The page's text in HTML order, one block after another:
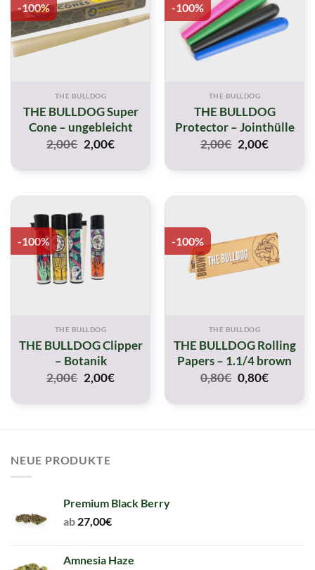
-100%
THE BULLDOG
THE BULLDOG Super
Cone – ungebleicht
2,00€ Original
price
2,00€Current
-100%
THE BULLDOG
THE BULLDOG
Protector – Jointhülle
2,00€ Original
price
2,00€Current
-100%
THE BULLDOG
THE BULLDOG Clipper
– Botanik
2,00€ Original
price
2,00€Current
-100%
THE BULLDOG
THE BULLDOG Rolling
Papers – 1.1/4 brown
0,80€ Original
price
0,80€Current
NEUE PRODUKTE
Premium Black Berry
ab 27,00€
Amnesia Haze